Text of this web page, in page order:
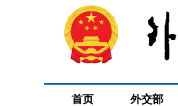
首页 外交部